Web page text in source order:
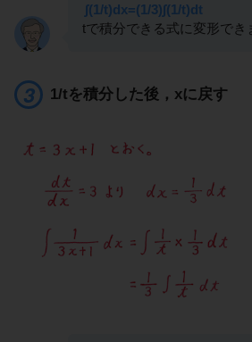
∫(1/t)dx=(1/3)∫(1/t)dt
tで積分できる式に変形でき
1/tを積分した後，xに戻す